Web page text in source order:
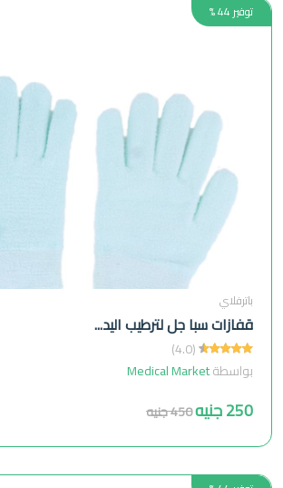
توفير 44 %
باترفلاي
قفازات سبا جل لترطيب اليد...
(4.0)
بواسطةMedical Market
250 جنيه 450 جنيه